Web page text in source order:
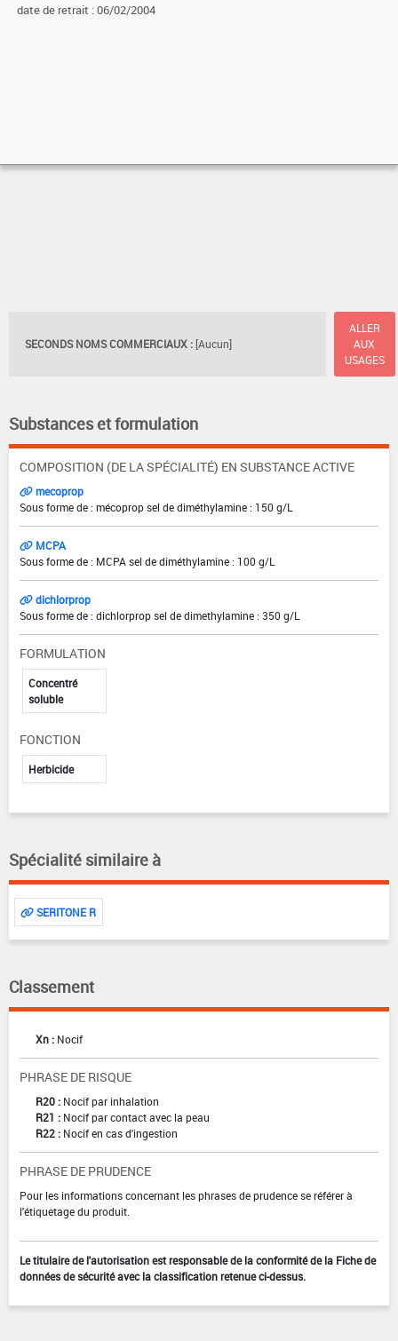
date de retrait : 06/02/2004
SECONDS NOMS COMMERCIAUX : [Aucun]
ALLER
AUX
USAGES
Substances et formulation
COMPOSITION (DE LA SPÉCIALITÉ) EN SUBSTANCE ACTIVE
mecoprop
Sous forme de : mécoprop sel de diméthylamine : 150 g/L
MCPA
Sous forme de : MCPA sel de diméthylamine : 100 g/L
dichlorprop
Sous forme de : dichlorprop sel de dimethylamine : 350 g/L
FORMULATION
Concentré
soluble
FONCTION
Herbicide
Spécialité similaire à
SERITONE R
Classement
Xn : Nocif
PHRASE DE RISQUE
R20 : Nocif par inhalation
R21 : Nocif par contact avec la peau
R22 : Nocif en cas d'ingestion
PHRASE DE PRUDENCE
Pour les informations concernant les phrases de prudence se référer à
l'étiquetage du produit.
Le titulaire de l'autorisation est responsable de la conformité de la Fiche de
données de sécurité avec la classification retenue ci-dessus.